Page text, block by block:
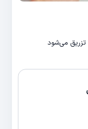
تزریق می‌شود